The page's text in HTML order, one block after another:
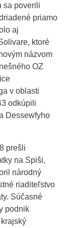
sa poverili
priamo
aj
ktoré
názvom
OZ
v oblasti
odkúpili
Dessewfyho
prešli
na Spiši,
národný
riaditeľstvo
Súčasné
podnik